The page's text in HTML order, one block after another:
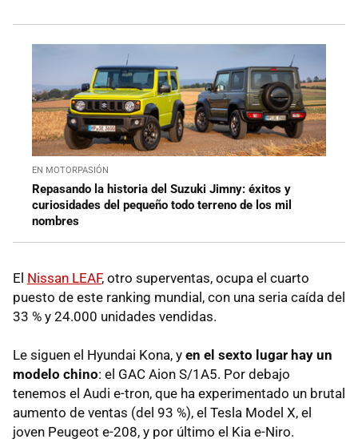
EN MOTORPASIÓN
Repasando la historia del Suzuki Jimny: éxitos y
curiosidades del pequeño todo terreno de los mil
nombres
El Nissan LEAF, otro superventas, ocupa el cuarto
puesto de este ranking mundial, con una seria caída del
33 % y 24.000 unidades vendidas.
Le siguen el Hyundai Kona, y en el sexto lugar hay un
modelo chino: el GAC Aion S/1A5. Por debajo
tenemos el Audi e-tron, que ha experimentado un brutal
aumento de ventas (del 93 %), el Tesla Model X, el
joven Peugeot e-208, y por último el Kia e-Niro.